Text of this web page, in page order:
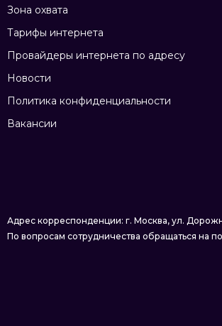
Зона охвата
Тарифы интернета
Провайдеры интернета по адресу
Новости
Политика конфиденциальности
Вакансии
Адрес корреспонденции: г. Москва, ул.
По вопросам сотрудничества обращаться на